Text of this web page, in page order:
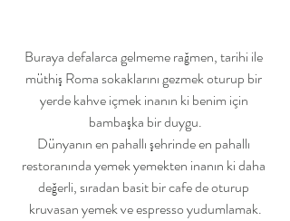
Buraya defalarca gelmeme rağmen, tarihi ile
müthiş Roma sokaklarını gezmek oturup bir
yerde kahve içmek inanın ki benim için
bambaşka bir duygu.
Dünyanın en pahallı şehrinde en pahallı
restoranında yemek yemekten inanın ki daha
değerli, sıradan basit bir cafe de oturup
kruvasan yemek ve espresso yudumlamak.